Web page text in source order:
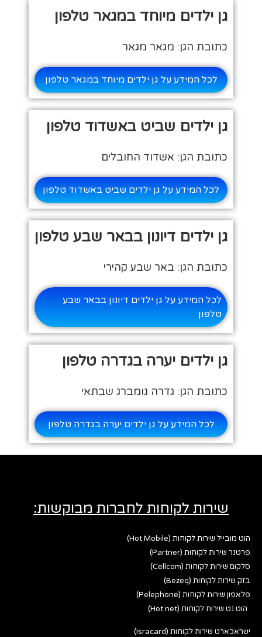
גן ילדים מיוחד במגאר טלפון
כתובת הגן: מגאר מגאר
לכל המידע על גן ילדים מיוחד במגאר טלפון
גן ילדים שביט באשדוד טלפון
כתובת הגן: אשדוד החובלים
לכל המידע על גן ילדים שביט באשדוד טלפון
גן ילדים דיונון בבאר שבע טלפון
כתובת הגן: באר שבע קהירי
לכל המידע על גן ילדים דיונון בבאר שבע
טלפון
גן ילדים יערה בגדרה טלפון
כתובת הגן: גדרה גומברג שבתאי
לכל המידע על גן ילדים יערה בגדרה טלפון
שירות לקוחות לחברות מבוקשות:
הוט מובייל שירות לקוחות (Hot Mobile)
פרטנר שירות לקוחות (Partner)
סלקום שירות לקוחות (Cellcom)
בזק שירות לקוחות (Bezeq)
פלאפון שירות לקוחות (Pelephone)
הוט נט שירות לקוחות (Hot net)
ישראכארט שירות לקוחות (Isracard)